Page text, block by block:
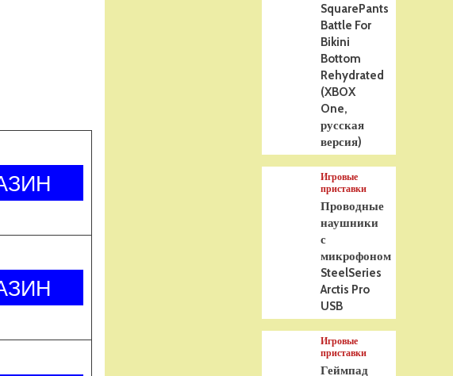
SquarePants
Battle For
Bikini
Bottom
Rehydrated
(XBOX
One,
русская
версия)
Игровые
приставки
Проводные
наушники
с
микрофоном
SteelSeries
Arctis Pro
USB
Игровые
приставки
Геймпад